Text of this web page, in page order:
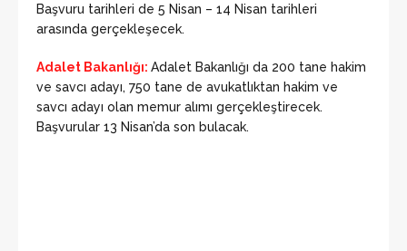
Başvuru tarihleri de 5 Nisan – 14 Nisan tarihleri
arasında gerçekleşecek.
Adalet Bakanlığı: Adalet Bakanlığı da 200 tane hakim
ve savcı adayı, 750 tane de avukatlıktan hakim ve
savcı adayı olan memur alımı gerçekleştirecek.
Başvurular 13 Nisan’da son bulacak.